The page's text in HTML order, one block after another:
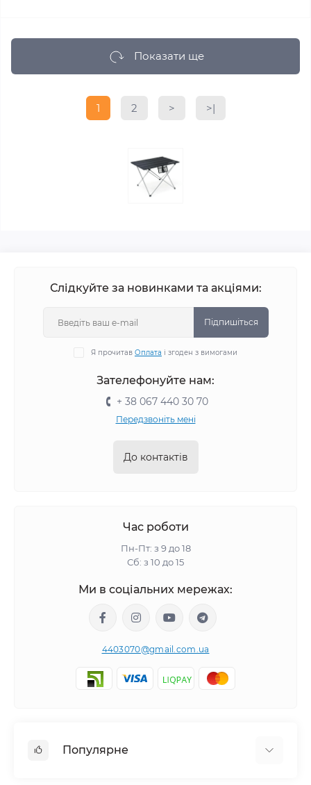
Показати ще
1 2 > >|
Слідкуйте за новинками та акціями:
Підпишіться
Я прочитав Оплата і згоден з вимогами
Зателефонуйте нам:
+ 38 067 440 30 70
Передзвоніть мені
До контактів
Час роботи
Пн-Пт: з 9 до 18
Сб: з 10 до 15
Ми в соціальних мережах:
4403070@gmail.com.ua
Популярне